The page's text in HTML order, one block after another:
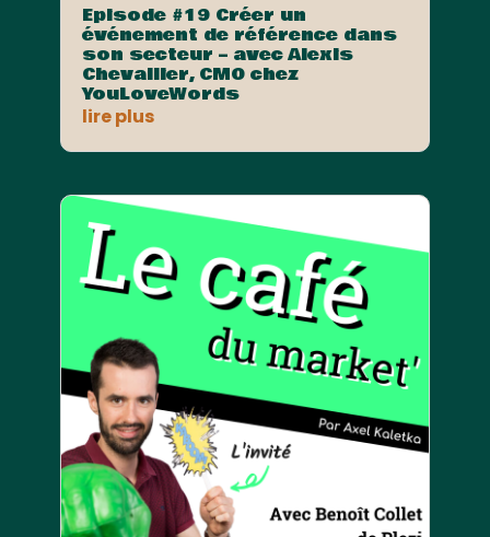
Episode #19 Créer un
événement de référence dans
son secteur – avec Alexis
Chevallier, CMO chez
YouLoveWords
lire plus